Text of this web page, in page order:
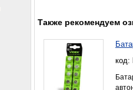
Также рекомендуем
код: